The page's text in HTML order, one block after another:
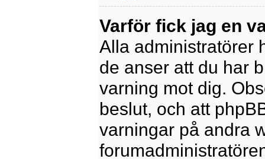
Varför fick jag en
Alla administratörer
de anser att du har
varning mot dig.
beslut, och att
varningar på andra